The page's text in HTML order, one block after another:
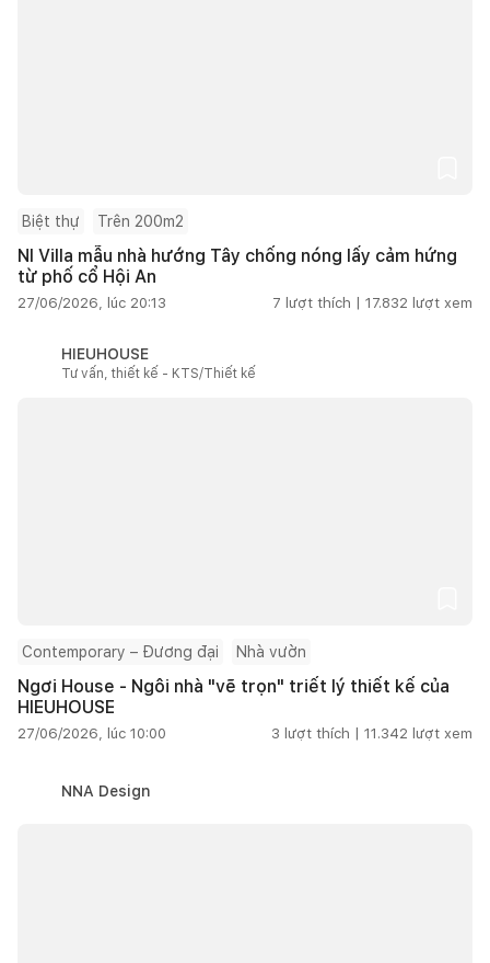
Biệt thự Trên 200m2
NI Villa mẫu nhà hướng Tây chống nóng lấy cảm hứng
từ phố cổ Hội An
27/06/2026, lúc 20:13 7 lượt thích | 17.832 lượt xem
HIEUHOUSE
Tư vấn, thiết kế - KTS/Thiết kế
Contemporary – Đương đại Nhà vườn
Ngơi House - Ngôi nhà "vẽ trọn" triết lý thiết kế của
HIEUHOUSE
27/06/2026, lúc 10:00 3 lượt thích | 11.342 lượt xem
NNA Design